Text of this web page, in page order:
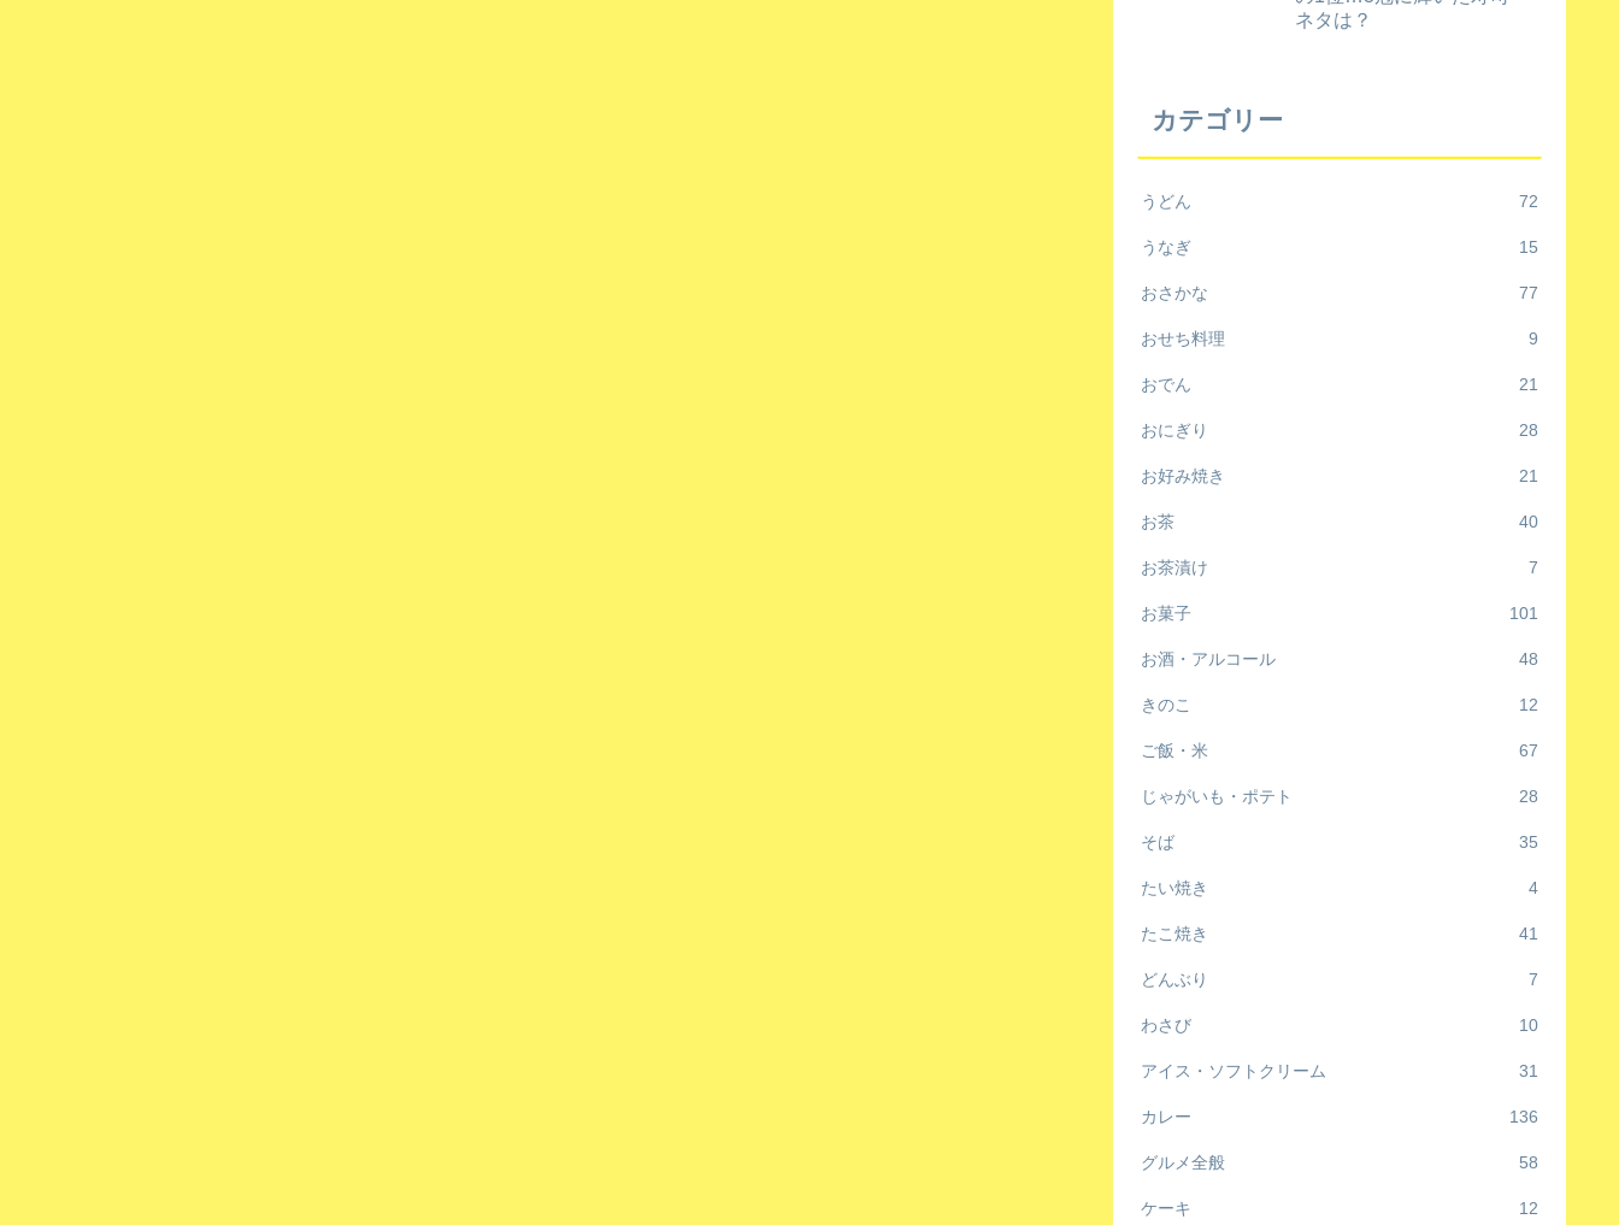
ネタは？
カテゴリー
うどん 72
うなぎ 15
おさかな 77
おせち料理 9
おでん 21
おにぎり 28
お好み焼き 21
お茶 40
お茶漬け 7
お菓子 101
お酒・アルコール 48
きのこ 12
ご飯・米 67
じゃがいも・ポテト 28
そば 35
たい焼き 4
たこ焼き 41
どんぶり 7
わさび 10
アイス・ソフトクリーム 31
カレー 136
グルメ全般 58
ケーキ 12